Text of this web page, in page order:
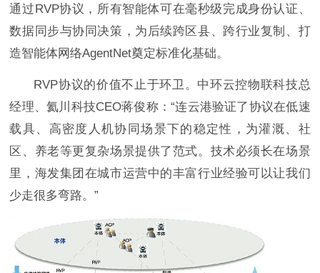
通过RVP协议，所有智能体可在毫秒级完成身份认证、
数据同步与协同决策，为后续跨区县、跨行业复制、打
造智能体网络AgentNet奠定标准化基础。
RVP协议的价值不止于环卫。中环云控物联科技总
经理、氦川科技CEO蒋俊称：“连云港验证了协议在低速
载具、高密度人机协同场景下的稳定性，为灌溉、社
区、养老等更复杂场景提供了范式。技术必须长在场景
里，海发集团在城市运营中的丰富行业经验可以让我们
少走很多弯路。”